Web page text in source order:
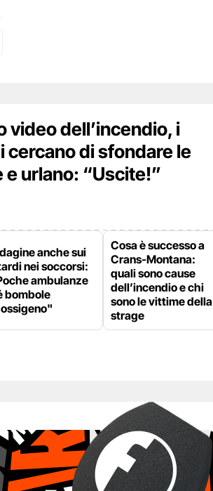
video dell’incendio, i
cercano di sfondare le
e urlano: “Uscite!”
anche sui
nei soccorsi:
ambulanze
bombole
Cosa è successo a
Crans-Montana:
quali sono cause
dell’incendio e chi
sono le vittime della
strage